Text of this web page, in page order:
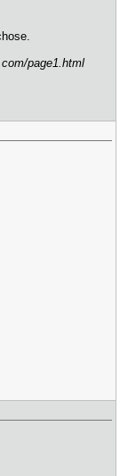
page1.html